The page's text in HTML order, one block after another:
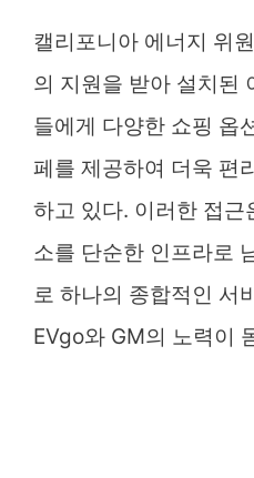
캘리포니아 에너지 위
의 지원을 받아 설치된
들에게 다양한 쇼핑 옵
페를 제공하여 더욱 편
하고 있다. 이러한 접근
소를 단순한 인프라로
로 하나의 종합적인 서
EVgo와 GM의 노력이